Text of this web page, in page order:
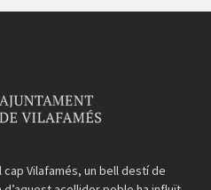
Vilafamés, un bell destí de